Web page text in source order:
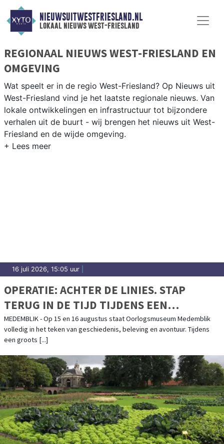
NIEUWSUITWESTFRIESLAND.NL
lokaal nieuws west-friesland
REGIONAAL NIEUWS WEST-FRIESLAND EN
OMGEVING
Wat speelt er in de regio West-Friesland? Op Nieuws uit
West-Friesland vind je het laatste regionale nieuws. Van
lokale ontwikkelingen en infrastructuur tot bijzondere
verhalen uit de buurt - wij brengen het nieuws uit West-
Friesland en de wijde omgeving.
16 juli 2026, 15:05 uur
OPERATIE: ACHTER DE LINIES. STAP
TERUG IN DE TIJD TIJDENS EEN
SPECTACULAIR HISTORISCH WEEKEND BIJ
OORLOGSMUSEUM MEDEMBLIK OP 15 EN
MEDEMBLIK - Op 15 en 16 augustus staat Oorlogsmuseum Medemblik
volledig in het teken van geschiedenis, beleving en avontuur. Tijdens
een groots [...]